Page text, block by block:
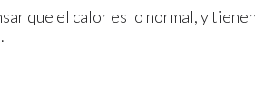
que el calor es lo normal, y